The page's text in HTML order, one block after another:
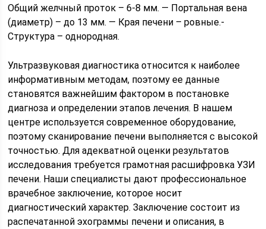
Общий желчный проток – 6-8 мм. — Портальная вена
(диаметр) – до 13 мм. — Края печени – ровные.-
Структура – однородная.
Ультразвуковая диагностика относится к наиболее
информативным методам, поэтому ее данные
становятся важнейшим фактором в постановке
диагноза и определении этапов лечения. В нашем
центре используется современное оборудование,
поэтому сканирование печени выполняется с высокой
точностью. Для адекватной оценки результатов
исследования требуется грамотная расшифровка УЗИ
печени. Наши специалисты дают профессиональное
врачебное заключение, которое носит
диагностический характер. Заключение состоит из
распечатанной эхограммы печени и описания, в